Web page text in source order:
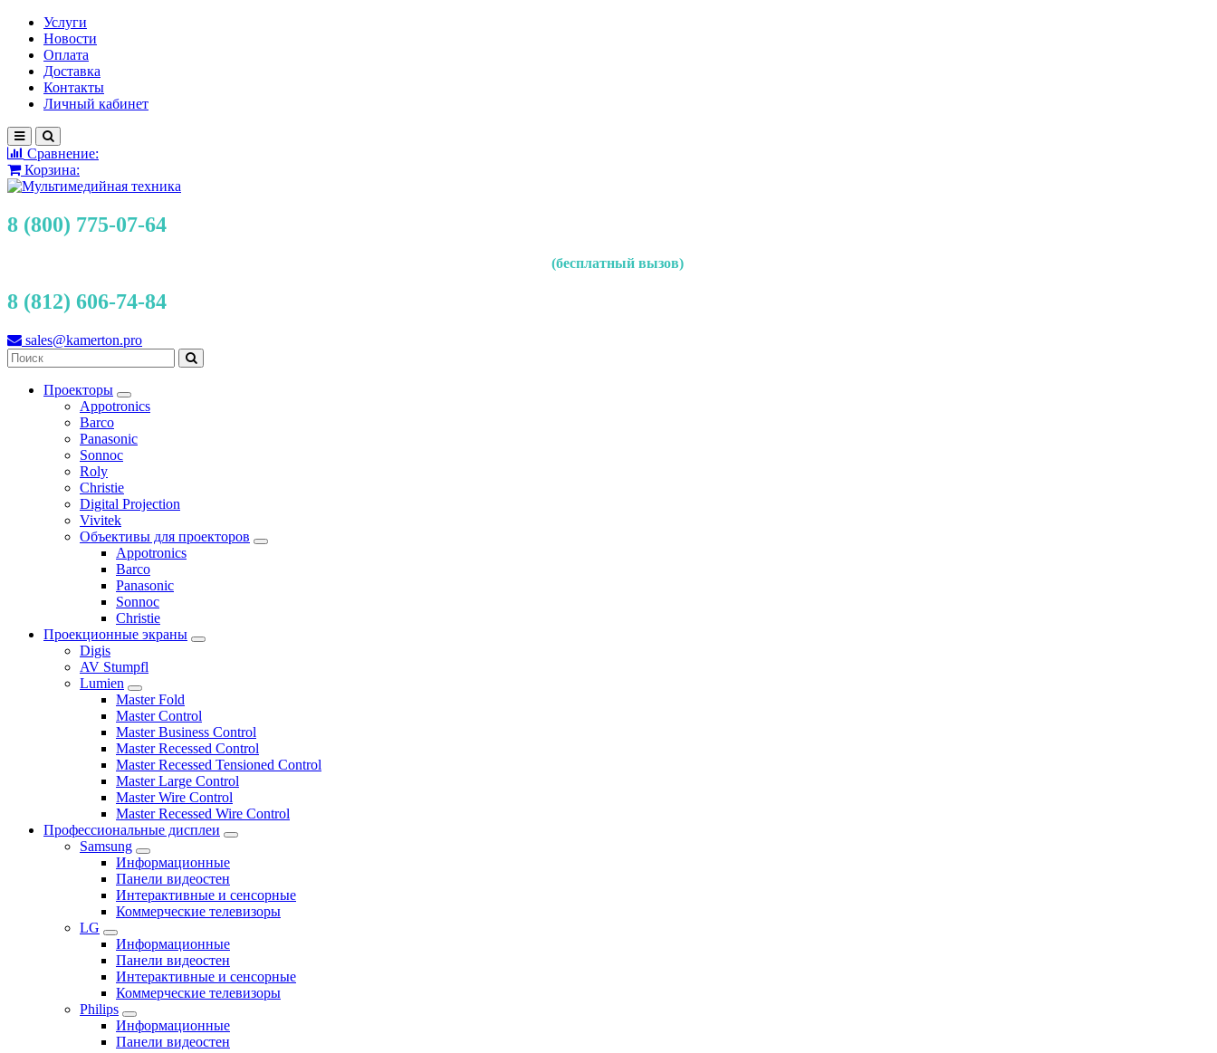
Услуги
Новости
Оплата
Доставка
Контакты
Личный кабинет
Сравнение:
Корзина:
8 (800) 775-07-64
(бесплатный вызов)
8 (812) 606-74-84
sales@kamerton.pro
Проекторы
Appotronics
Barco
Panasonic
Sonnoc
Roly
Christie
Digital Projection
Vivitek
Объективы для проекторов
Appotronics
Barco
Panasonic
Sonnoc
Сhristie
Проекционные экраны
Digis
AV Stumpfl
Lumien
Master Fold
Master Control
Master Business Control
Master Recessed Control
Master Recessed Tensioned Control
Master Large Control
Master Wire Control
Master Recessed Wire Control
Профессиональные дисплеи
Samsung
Информационные
Панели видеостен
Интерактивные и сенсорные
Коммерческие телевизоры
LG
Информационные
Панели видеостен
Интерактивные и сенсорные
Коммерческие телевизоры
Philips
Информационные
Панели видеостен